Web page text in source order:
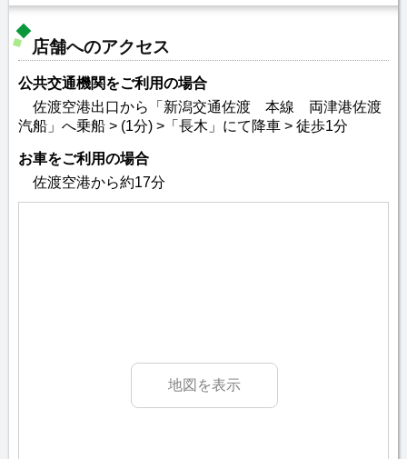
店舗へのアクセス
公共交通機関をご利用の場合
佐渡空港出口から「新潟交通佐渡 本線 両津港佐渡
汽船」へ乗船 > (1分) >「長木」にて降車 > 徒歩1分
お車をご利用の場合
佐渡空港から約17分
地図を表示